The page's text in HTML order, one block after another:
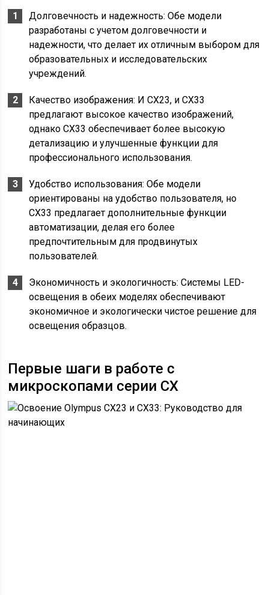
Долговечность и надежность: Обе модели
разработаны с учетом долговечности и
надежности, что делает их отличным выбором для
образовательных и исследовательских
учреждений.
Качество изображения: И CX23, и CX33
предлагают высокое качество изображений,
однако CX33 обеспечивает более высокую
детализацию и улучшенные функции для
профессионального использования.
Удобство использования: Обе модели
ориентированы на удобство пользователя, но
CX33 предлагает дополнительные функции
автоматизации, делая его более
предпочтительным для продвинутых
пользователей.
Экономичность и экологичность: Системы LED-
освещения в обеих моделях обеспечивают
экономичное и экологически чистое решение для
освещения образцов.
Первые шаги в работе с
микроскопами серии CX